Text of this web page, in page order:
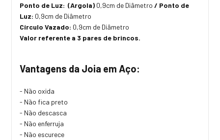
Ponto de Luz: (Argola) 0,9cm de Diâmetro / Ponto de
Luz: 0,9cm de Diâmetro
Círculo Vazado: 0,9cm de Diâmetro
Valor referente a 3 pares de brincos.
Vantagens da Joia em Aço:
- Não oxida
- Não fica preto
- Não descasca
- Não enferruja
- Não escurece